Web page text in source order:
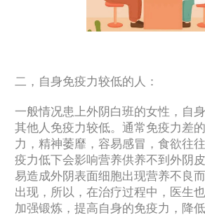
二，自身免疫力较低的人：
一般情况患上外阴白班的女性，自
其他人免疫力较低。通常免疫力差
力，精神萎靡，容易感冒，食欲往
疫力低下会影响营养供养不到外阴
易造成外阴表面细胞出现营养不良
出现，所以，在治疗过程中，医生
加强锻炼，提高自身的免疫力，降